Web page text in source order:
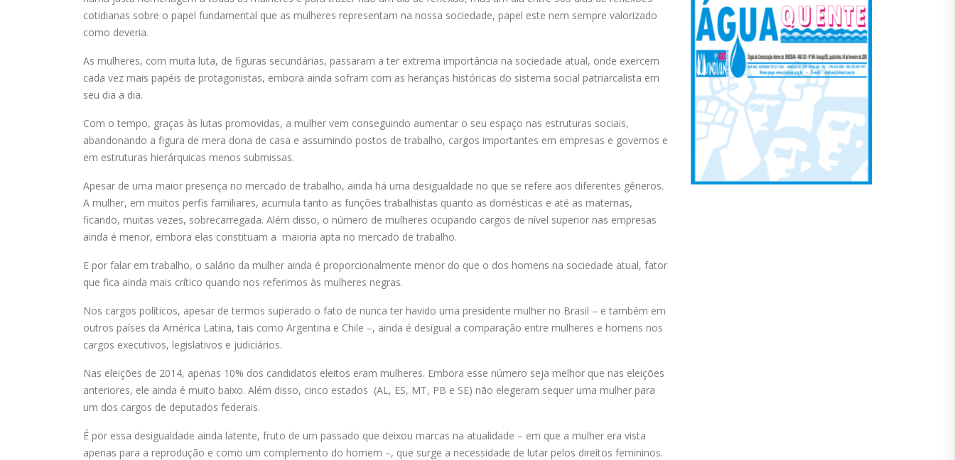
cotidianas sobre o papel fundamental que as mulheres representam na nossa sociedade, papel este nem sempre valorizado
como deveria.
As mulheres, com muita luta, de figuras secundárias, passaram a ter extrema importância na sociedade atual, onde exercem
cada vez mais papéis de protagonistas, embora ainda sofram com as heranças históricas do sistema social patriarcalista em
seu dia a dia.
Com o tempo, graças às lutas promovidas, a mulher vem conseguindo aumentar o seu espaço nas estruturas sociais,
abandonando a figura de mera dona de casa e assumindo postos de trabalho, cargos importantes em empresas e governos e
em estruturas hierárquicas menos submissas.
Apesar de uma maior presença no mercado de trabalho, ainda há uma desigualdade no que se refere aos diferentes gêneros.
A mulher, em muitos perfis familiares, acumula tanto as funções trabalhistas quanto as domésticas e até as maternas,
ficando, muitas vezes, sobrecarregada. Além disso, o número de mulheres ocupando cargos de nível superior nas empresas
ainda é menor, embora elas constituam a maioria apta no mercado de trabalho.
E por falar em trabalho, o salário da mulher ainda é proporcionalmente menor do que o dos homens na sociedade atual, fator
que fica ainda mais crítico quando nos referimos às mulheres negras.
Nos cargos políticos, apesar de termos superado o fato de nunca ter havido uma presidente mulher no Brasil – e também em
outros países da América Latina, tais como Argentina e Chile –, ainda é desigual a comparação entre mulheres e homens nos
cargos executivos, legislativos e judiciários.
Nas eleições de 2014, apenas 10% dos candidatos eleitos eram mulheres. Embora esse número seja melhor que nas eleições
anteriores, ele ainda é muito baixo. Além disso, cinco estados (AL, ES, MT, PB e SE) não elegeram sequer uma mulher para
um dos cargos de deputados federais.
É por essa desigualdade ainda latente, fruto de um passado que deixou marcas na atualidade – em que a mulher era vista
apenas para a reprodução e como um complemento do homem –, que surge a necessidade de lutar pelos direitos femininos.